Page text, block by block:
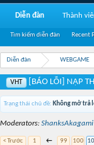
Diễn đàn WEBGAME
VHT [BÁO LỖI] NẠP
Trạng thái chủ đề: Không mở trả
Moderators: ShanksAkagami
< Trước 1 ← 99 100
Diễn đàn
Tìm kiếm diễn đàn Recent
Thành